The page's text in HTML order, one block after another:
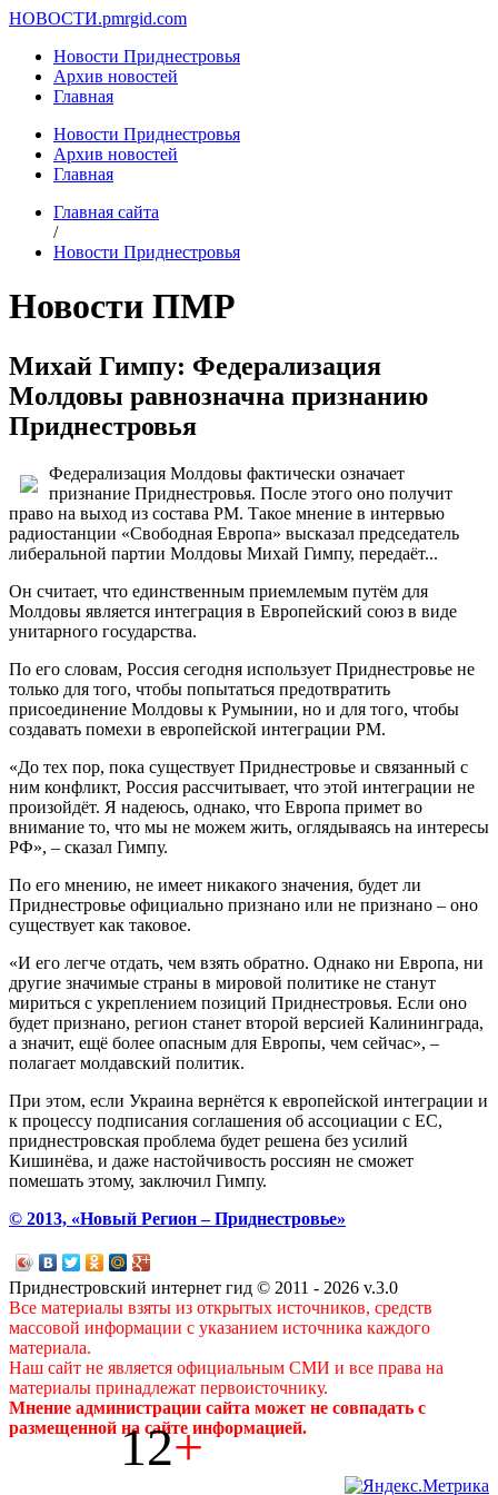
НОВОСТИ.pmrgid.com
Новости Приднестровья
Архив новостей
Главная
Новости Приднестровья
Архив новостей
Главная
Главная сайта
/
Новости Приднестровья
Новости ПМР
Михай Гимпу: Федерализация
Молдовы равнозначна признанию
Приднестровья
Федерализация Молдовы фактически означает
признание Приднестровья. После этого оно получит
право на выход из состава РМ. Такое мнение в интервью
радиостанции «Свободная Европа» высказал председатель
либеральной партии Молдовы Михай Гимпу, передаёт...
Он считает, что единственным приемлемым путём для
Молдовы является интеграция в Европейский союз в виде
унитарного государства.
По его словам, Россия сегодня использует Приднестровье не
только для того, чтобы попытаться предотвратить
присоединение Молдовы к Румынии, но и для того, чтобы
создавать помехи в европейской интеграции РМ.
«До тех пор, пока существует Приднестровье и связанный с
ним конфликт, Россия рассчитывает, что этой интеграции не
произойдёт. Я надеюсь, однако, что Европа примет во
внимание то, что мы не можем жить, оглядываясь на интересы
РФ», – сказал Гимпу.
По его мнению, не имеет никакого значения, будет ли
Приднестровье официально признано или не признано – оно
существует как таковое.
«И его легче отдать, чем взять обратно. Однако ни Европа, ни
другие значимые страны в мировой политике не станут
мириться с укреплением позиций Приднестровья. Если оно
будет признано, регион станет второй версией Калининграда,
а значит, ещё более опасным для Европы, чем сейчас», –
полагает молдавский политик.
При этом, если Украина вернётся к европейской интеграции и
к процессу подписания соглашения об ассоциации с ЕС,
приднестровская проблема будет решена без усилий
Кишинёва, и даже настойчивость россиян не сможет
помешать этому, заключил Гимпу.
© 2013, «Новый Регион – Приднестровье»
Приднестровский интернет гид © 2011 - 2026 v.3.0
Все материалы взяты из открытых источников, средств
массовой информации с указанием источника каждого
материала.
Наш сайт не является официальным СМИ и все права на
материалы принадлежат первоисточнику.
Мнение администрации сайта может не совпадать с
размещенной на сайте информацией.
12+